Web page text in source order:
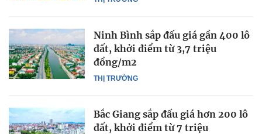
THỊ TRƯỜNG
Ninh Bình sắp đấu giá gần 400 lô
đất, khởi điểm từ 3,7 triệu
đồng/m2
Bắc Giang sắp đấu giá hơn 200 lô
đất, khởi điểm từ 7 triệu